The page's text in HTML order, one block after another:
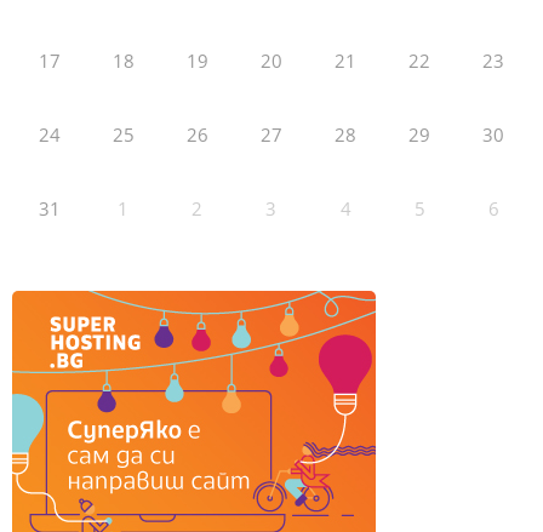
17 18 19 20 21 22 23
24 25 26 27 28 29 30
31 1 2 3 4 5 6